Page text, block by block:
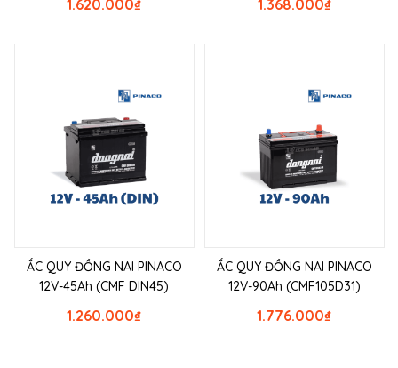
₫
1.620.000 ₫
1.368.000
ẮC QUY ĐỒNG NAI PINACO
12V-45Ah (CMF DIN45)
₫
1.260.000
ẮC QUY ĐỒNG NAI PINACO
12V-90Ah (CMF105D31)
₫
1.776.000